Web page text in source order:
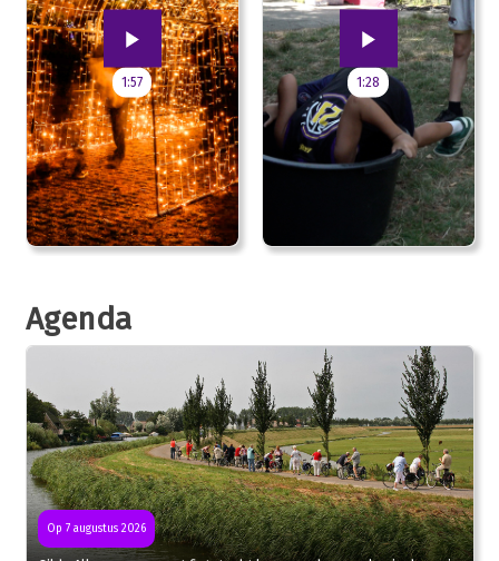
1:57 1:28
Agenda
Op 7 augustus 2026